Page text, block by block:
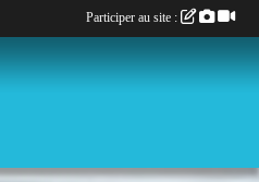
Participer au site :